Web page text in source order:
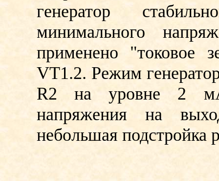
генератор
минимального
применено "токовое
VT1.2. Режим
R2 на уровне 2
напряжения на
небольшая подстройка